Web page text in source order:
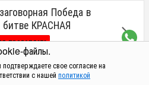
файлы.
свое согласие на
с нашей политикой
Победа в
КРАСНАЯ
предоплата